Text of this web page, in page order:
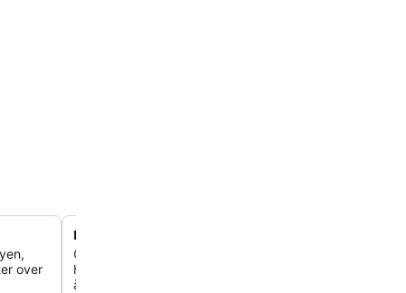
over
Ikonisk bygning i nybarok stil
Oplev et ophold i den historiske Edificio España, en af
højeste bygninger, som viser spansk arkitektur fra det
århundrede.